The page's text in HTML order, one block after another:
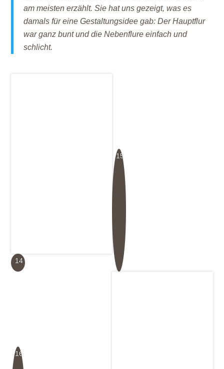
am meisten erzählt. Sie hat uns gezeigt, was es
damals für eine Gestaltungsidee gab: Der Hauptflur
war ganz bunt und die Nebenflure einfach und
schlicht.
14
15
16